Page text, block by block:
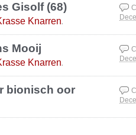
Gisolf (68)
Knarren.
Mooij
Knarren.
bionisch oor